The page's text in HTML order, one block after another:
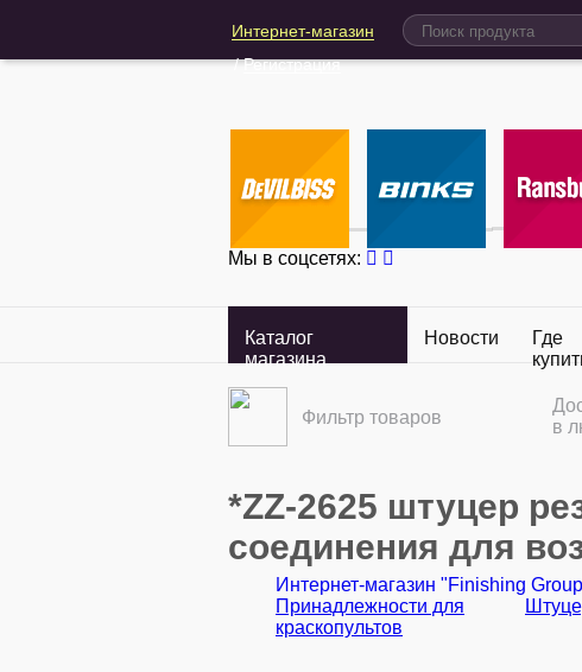
Интернет-магазин
/Регистрация
Мы в соцсетях:
Каталог
магазина
Новости
Где
Фильтр товаров
в
*ZZ-2625 штуцер
соединения для
Интернет-магазин "Finishing
Принадлежности для
краскопультов